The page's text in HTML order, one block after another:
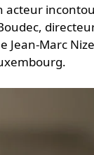
acteur
Jean-Marc